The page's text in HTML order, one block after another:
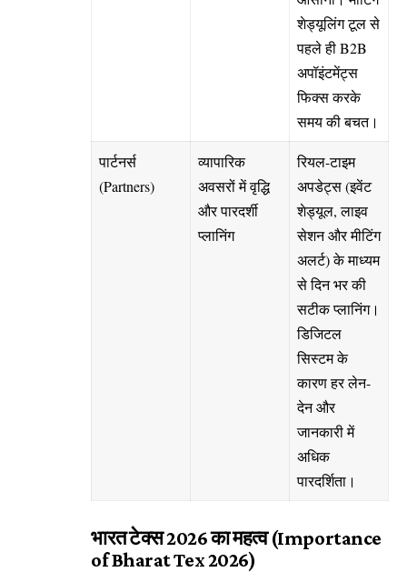
शेड्यूलिंग टूल से
पहले ही B2B
अपॉइंटमेंट्स
फिक्स करके
समय की बचत।
पार्टनर्स
(Partners)
व्यापारिक
अवसरों में वृद्धि
और पारदर्शी
प्लानिंग
रियल-टाइम
अपडेट्स (इवेंट
शेड्यूल, लाइव
सेशन और मीटिंग
अलर्ट) के माध्यम
से दिन भर की
सटीक प्लानिंग।
डिजिटल
सिस्टम के
कारण हर लेन-
देन और
जानकारी में
अधिक
पारदर्शिता।
भारत टेक्स 2026 का महत्व (Importance
of Bharat Tex 2026)